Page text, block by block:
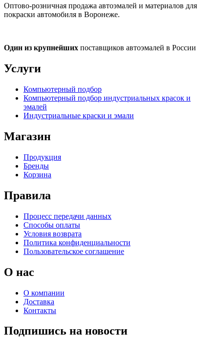
Оптово-розничная продажа автоэмалей и материалов для
покраски автомобиля в Воронеже.
Один из крупнейших поставщиков автоэмалей в России
Услуги
Компьютерный подбор
Компьютерный подбор индустриальных красок и
эмалей
Индустриальные краски и эмали
Магазин
Продукция
Бренды
Корзина
Правила
Процесс передачи данных
Способы оплаты
Условия возврата
Политика конфиденциальности
Пользовательское соглашение
О нас
О компании
Доставка
Контакты
Подпишись на новости